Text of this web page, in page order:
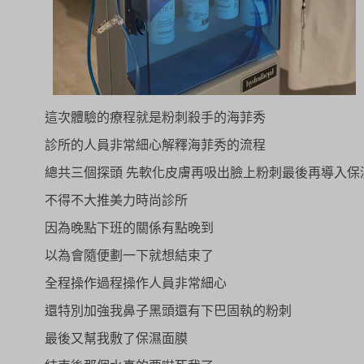
這次體驗的療程就是粉刺殺手的海菲秀
診所的人員非常細心解釋海菲秀的流程
總共三個探頭 先軟化皮膚再吸出臉上粉刺最後再導入保
不得不大推美力時尚診所
因為晚點下班的關係有點晚到
以為會隨便劃一下就想結束了
全程操作過程操作人員非常細心
還特別加強我鼻子黑頭還有下巴固執的粉刺
最後又幫我敷了保濕面膜